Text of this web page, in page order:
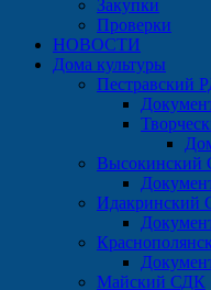
Закупки
Проверки
НОВОСТИ
Дома культуры
Пестравский
Высокинский
Идакринский
Майский СДК